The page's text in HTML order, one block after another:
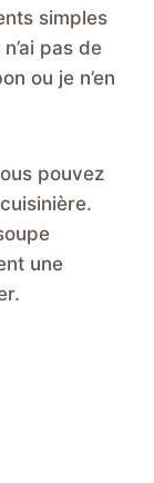
simples
pas de
ou je n’en
pouvez
une